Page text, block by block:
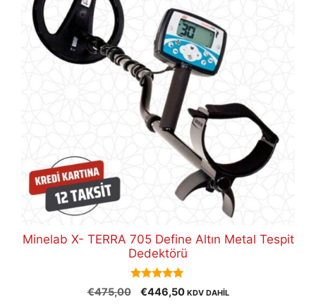
Minelab X- TERRA 705 Define Altın Metal Tespit
Dedektörü
5.00
out of 5
€475,00
Orijinal
€446,50Şu
KDV DAHİL